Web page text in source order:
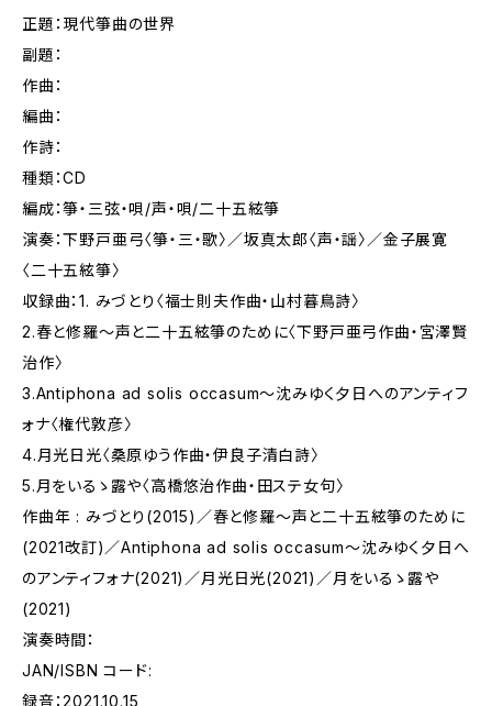
正題：現代箏曲の世界
副題：
作曲：
編曲：
作詩：
種類：CD
編成：箏・三弦・唄/声・唄/二十五絃箏
演奏：下野戸亜弓〈箏・三・歌〉／坂真太郎〈声・謡〉／金子展寛
〈二十五絃箏〉
収録曲：1. みづとり〈福士則夫作曲・山村暮鳥詩〉
2.春と修羅〜声と二十五絃箏のために〈下野戸亜弓作曲・宮澤賢
治作〉
3.Antiphona ad solis occasum〜沈みゆく夕日へのアンティフ
ォナ〈権代敦彦〉
4.月光日光〈桑原ゆう作曲・伊良子清白詩〉
5.月をいるゝ露や〈高橋悠治作曲・田ステ女句〉
作曲年 : みづとり(2015)／春と修羅〜声と二十五絃箏のために
(2021改訂)／Antiphona ad solis occasum〜沈みゆく夕日へ
のアンティフォナ(2021)／月光日光(2021)／月をいるゝ露や
(2021)
演奏時間：
JAN/ISBN コード:
録音：2021.10.15